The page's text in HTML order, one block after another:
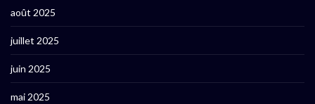
août 2025
juillet 2025
juin 2025
mai 2025